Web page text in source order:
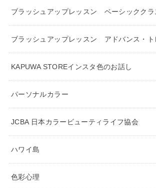
ブラッシュアップレッスン ベーシッククラ
ブラッシュアップレッスン アドバンス・ト
KAPUWA STOREインスタ色のお話し
パーソナルカラー
JCBA 日本カラービューティライフ協会
ハワイ島
色彩心理